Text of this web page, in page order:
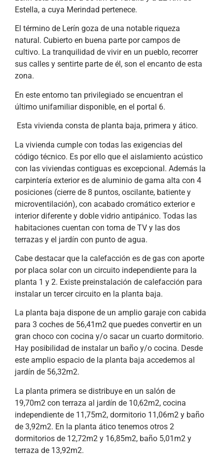
Estella, a cuya Merindad pertenece.
El término de Lerín goza de una notable riqueza
natural. Cubierto en buena parte por campos de
cultivo. La tranquilidad de vivir en un pueblo, recorrer
sus calles y sentirte parte de él, son el encanto de esta
zona.
En este entorno tan privilegiado se encuentran el
último unifamiliar disponible, en el portal 6.
Esta vivienda consta de planta baja, primera y ático.
La vivienda cumple con todas las exigencias del
código técnico. Es por ello que el aislamiento acústico
con las viviendas contiguas es excepcional. Además la
carpintería exterior es de aluminio de gama alta con 4
posiciones (cierre de 8 puntos, oscilante, batiente y
microventilación), con acabado cromático exterior e
interior diferente y doble vidrio antipánico. Todas las
habitaciones cuentan con toma de TV y las dos
terrazas y el jardín con punto de agua.
Cabe destacar que la calefacción es de gas con aporte
por placa solar con un circuito independiente para la
planta 1 y 2. Existe preinstalación de calefacción para
instalar un tercer circuito en la planta baja.
La planta baja dispone de un amplio garaje con cabida
para 3 coches de 56,41m2 que puedes convertir en un
gran choco con cocina y/o sacar un cuarto dormitorio.
Hay posibilidad de instalar un baño y/o cocina. Desde
este amplio espacio de la planta baja accedemos al
jardín de 56,32m2.
La planta primera se distribuye en un salón de
19,70m2 con terraza al jardín de 10,62m2, cocina
independiente de 11,75m2, dormitorio 11,06m2 y baño
de 3,92m2. En la planta ático tenemos otros 2
dormitorios de 12,72m2 y 16,85m2, baño 5,01m2 y
terraza de 13,92m2.